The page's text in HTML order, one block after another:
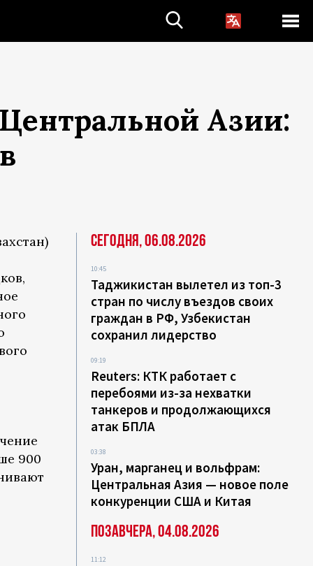
Азии:
900
Сегодня, 06.08.2026
10:45
Таджикистан вылетел из топ-3
стран по числу въездов своих
граждан в РФ, Узбекистан
сохранил лидерство
09:19
Reuters: КТК работает с
перебоями из-за нехватки
танкеров и продолжающихся
атак БПЛА
03:38
Уран, марганец и вольфрам:
Центральная Азия — новое поле
конкуренции США и Китая
Позавчера, 04.08.2026
11:12